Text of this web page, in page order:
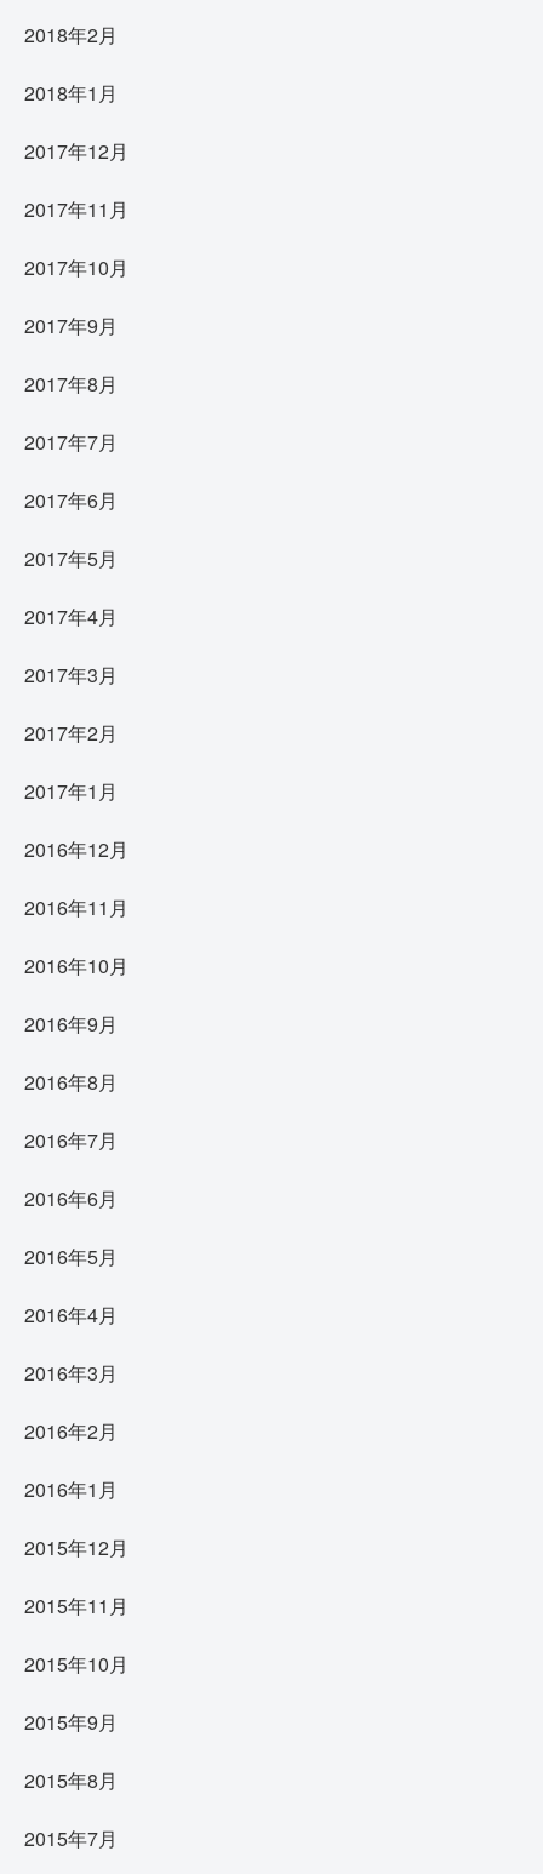
2018年2月
2018年1月
2017年12月
2017年11月
2017年10月
2017年9月
2017年8月
2017年7月
2017年6月
2017年5月
2017年4月
2017年3月
2017年2月
2017年1月
2016年12月
2016年11月
2016年10月
2016年9月
2016年8月
2016年7月
2016年6月
2016年5月
2016年4月
2016年3月
2016年2月
2016年1月
2015年12月
2015年11月
2015年10月
2015年9月
2015年8月
2015年7月